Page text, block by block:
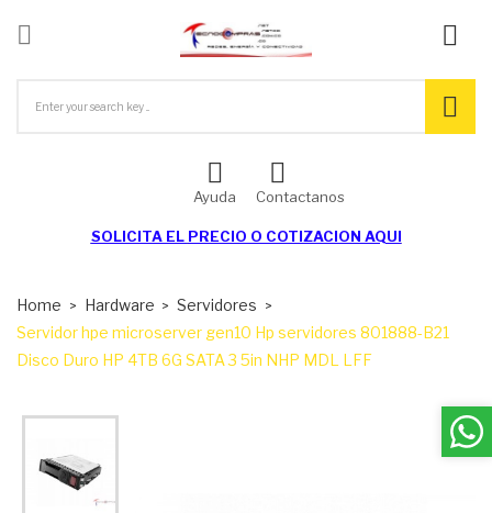

Ayuda Contactanos
SOLICITA EL PRECIO O COTIZACION AQUI
Home Hardware
Servidores
Servidor hpe microserver gen10 Hp servidores 801888-B21
Disco Duro HP 4TB 6G SATA 3 5in NHP MDL LFF